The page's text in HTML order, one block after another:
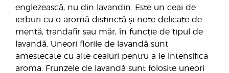
englezească, nu din lavandin. Este un ceai de
ierburi cu o aromă distinctă și note delicate de
mentă, trandafir sau măr, în funcție de tipul de
lavandă. Uneori florile de lavandă sunt
amestecate cu alte ceaiuri pentru a le intensifica
aroma. Frunzele de lavandă sunt folosite uneori